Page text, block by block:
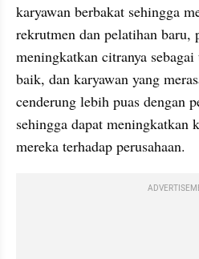
karyawan berbakat sehingga
rekrutmen dan pelatihan baru,
meningkatkan citranya
baik, dan karyawan yang
cenderung lebih puas dengan
sehingga dapat meningkatkan
mereka terhadap perusahaan.